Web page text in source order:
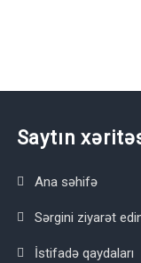
Saytın
Ana səhifə
Sərgini ziyarət
İstifadə qaydaları